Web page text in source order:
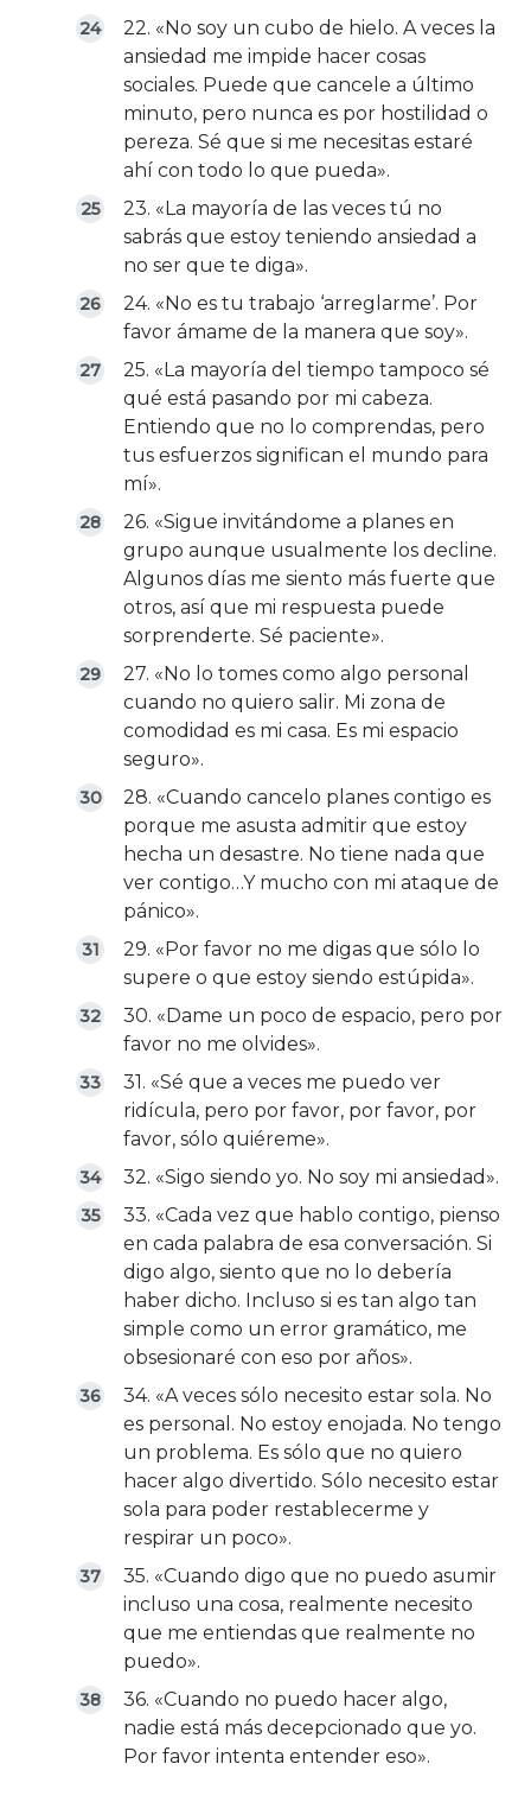
22. «No soy un cubo de hielo. A veces la
ansiedad me impide hacer cosas
sociales. Puede que cancele a último
minuto, pero nunca es por hostilidad o
pereza. Sé que si me necesitas estaré
ahí con todo lo que pueda».
23. «La mayoría de las veces tú no
sabrás que estoy teniendo ansiedad a
no ser que te diga».
24. «No es tu trabajo ‘arreglarme’. Por
favor ámame de la manera que soy».
25. «La mayoría del tiempo tampoco sé
qué está pasando por mi cabeza.
Entiendo que no lo comprendas, pero
tus esfuerzos significan el mundo para
mí».
26. «Sigue invitándome a planes en
grupo aunque usualmente los decline.
Algunos días me siento más fuerte que
otros, así que mi respuesta puede
sorprenderte. Sé paciente».
27. «No lo tomes como algo personal
cuando no quiero salir. Mi zona de
comodidad es mi casa. Es mi espacio
seguro».
28. «Cuando cancelo planes contigo es
porque me asusta admitir que estoy
hecha un desastre. No tiene nada que
ver contigo…Y mucho con mi ataque de
pánico».
29. «Por favor no me digas que sólo lo
supere o que estoy siendo estúpida».
30. «Dame un poco de espacio, pero por
favor no me olvides».
31. «Sé que a veces me puedo ver
ridícula, pero por favor, por favor, por
favor, sólo quiéreme».
32. «Sigo siendo yo. No soy mi ansiedad».
33. «Cada vez que hablo contigo, pienso
en cada palabra de esa conversación. Si
digo algo, siento que no lo debería
haber dicho. Incluso si es tan algo tan
simple como un error gramático, me
obsesionaré con eso por años».
34. «A veces sólo necesito estar sola. No
es personal. No estoy enojada. No tengo
un problema. Es sólo que no quiero
hacer algo divertido. Sólo necesito estar
sola para poder restablecerme y
respirar un poco».
35. «Cuando digo que no puedo asumir
incluso una cosa, realmente necesito
que me entiendas que realmente no
puedo».
36. «Cuando no puedo hacer algo,
nadie está más decepcionado que yo.
Por favor intenta entender eso».